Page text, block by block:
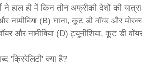
ने हाल ही में किन तीन अफ्रीकी देशों की
नामीबिया (B) घाना, कूट डी वॉयर और
और नामीबिया (D) ट्यूनीशिया, कूट डी
'क्रिरेलिटी' क्या है?